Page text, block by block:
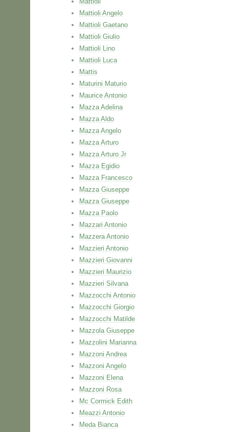
Mattioli Angelo
Mattioli Gaetano
Mattioli Giulio
Mattioli Lino
Mattioli Luca
Mattis
Maturini Maturio
Maurice Antonio
Mazza Adelina
Mazza Aldo
Mazza Angelo
Mazza Arturo
Mazza Arturo Jr
Mazza Egidio
Mazza Francesco
Mazza Giuseppe
Mazza Giuseppe
Mazza Paolo
Mazzari Antonio
Mazzera Antonio
Mazzieri Antonio
Mazzieri Giovanni
Mazzieri Maurizio
Mazzieri Silvana
Mazzocchi Antonio
Mazzocchi Giorgio
Mazzocchi Matilde
Mazzola Giuseppe
Mazzolini Marianna
Mazzoni Andrea
Mazzoni Angelo
Mazzoni Elena
Mazzoni Rosa
Mc Cormick Edith
Meazzi Antonio
Meda Bianca